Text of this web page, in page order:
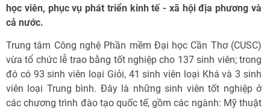
học viên, phục vụ phát triển kinh tế - xã hội địa phương và
cả nước.
Trung tâm Công nghệ Phần mềm Đại học Cần Thơ (CUSC)
vừa tổ chức lễ trao bằng tốt nghiệp cho 137 sinh viên; trong
đó có 93 sinh viên loại Giỏi, 41 sinh viên loại Khá và 3 sinh
viên loại Trung bình. Đây là những sinh viên tốt nghiệp ở
các chương trình đào tạo quốc tế, gồm các ngành: Mỹ thuật